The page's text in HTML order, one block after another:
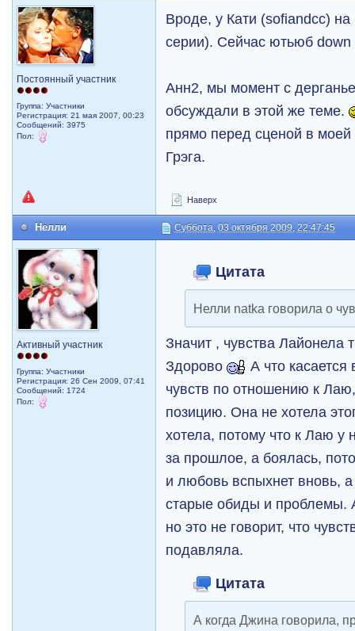
Постоянный участник
Группа: Участники
Регистрация: 21 мая 2007, 00:23
Сообщений: 3975
Пол:
Вроде, у Кати (sofiandcc)
серии). Сейчас ютьюб down
Анн2, мы момент с
обсуждали в этой же теме.
прямо перед сценой в
Грэга.
Наверх
Нелли Суббота, 03 октября 2009, 22:47:45
Активный участник
Группа: Участники
Регистрация: 26 Сен 2009, 07:41
Сообщений: 1724
Пол:
Цитата
Нелли natka говорила о
Значит , чувства Лайонела
Здорово
А что
чувств по отношению к
позицию. Она не хотела
хотела, потому что к Лаю у
за прошлое, а боялась,
и любовь вспыхнет вновь,
старые обиды и проблемы.
но это не говорит, что
подавляла.
Цитата
А когда Джина говорила,